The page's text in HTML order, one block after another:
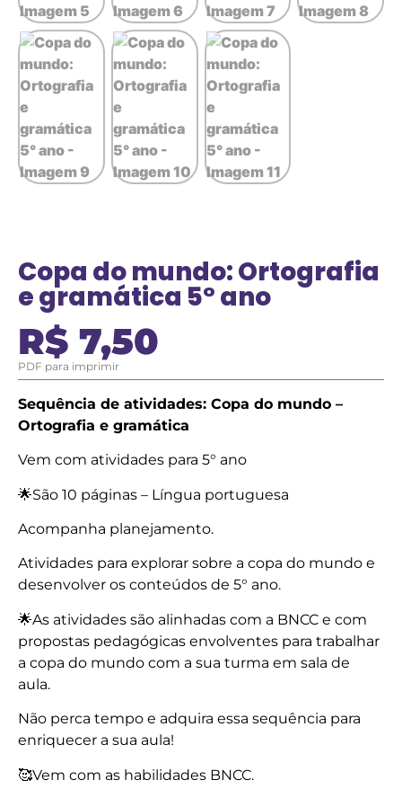
Copa do mundo: Ortografia
e gramática 5° ano
R$ 7,50
PDF para imprimir
Sequência de atividades: Copa do mundo –
Ortografia e gramática
Vem com atividades para 5° ano
🌟São 10 páginas – Língua portuguesa
Acompanha planejamento.
Atividades para explorar sobre a copa do mundo e
desenvolver os conteúdos de 5° ano.
🌟As atividades são alinhadas com a BNCC e com
propostas pedagógicas envolventes para trabalhar
a copa do mundo com a sua turma em sala de
aula.
Não perca tempo e adquira essa sequência para
enriquecer a sua aula!
🥰Vem com as habilidades BNCC.